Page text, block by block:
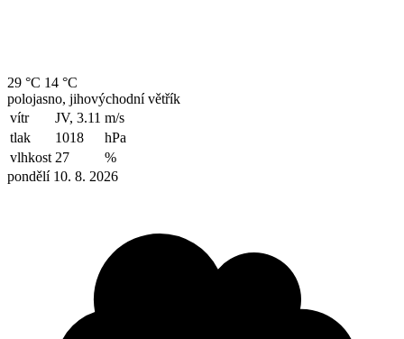
29 °C 14 °C
polojasno, jihovýchodní větřík
vítr
JV, 3.11 m/s
tlak
1018
hPa
vlhkost 27
%
pondělí 10. 8. 2026